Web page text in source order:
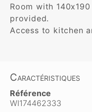
Room with
provided.
Access to kitchen
Caractéristiques
Référence
WI174462333